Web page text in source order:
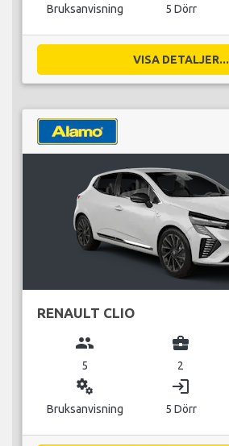
Bruksanvisning 5 Dörr
VISA DETALJER...
RENAULT CLIO
group
5
business_center
2
miscellaneous_services
Bruksanvisning
login
5 Dörr